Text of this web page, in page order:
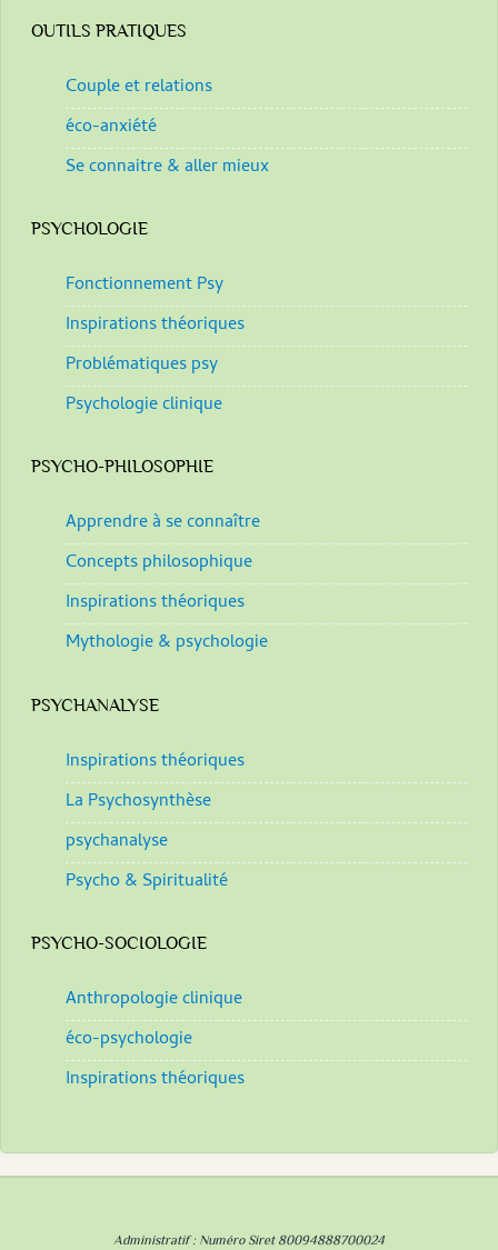
OUTILS PRATIQUES
Couple et relations
éco-anxiété
Se connaitre & aller mieux
PSYCHOLOGIE
Fonctionnement Psy
Inspirations théoriques
Problématiques psy
Psychologie clinique
PSYCHO-PHILOSOPHIE
Apprendre à se connaître
Concepts philosophique
Inspirations théoriques
Mythologie & psychologie
PSYCHANALYSE
Inspirations théoriques
La Psychosynthèse
psychanalyse
Psycho & Spiritualité
PSYCHO-SOCIOLOGIE
Anthropologie clinique
éco-psychologie
Inspirations théoriques
Administratif : Numéro Siret 80094888700024